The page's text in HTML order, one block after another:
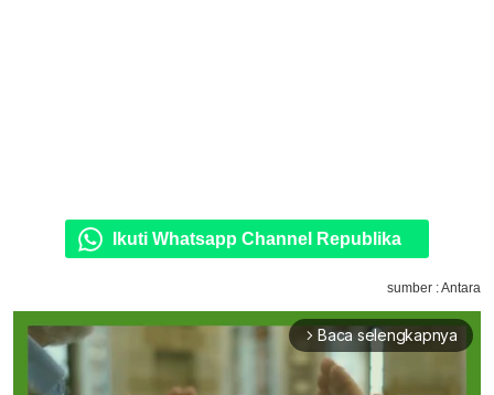
Ikuti Whatsapp Channel Republika
sumber : Antara
arrow_forward_ios Baca selengkapnya